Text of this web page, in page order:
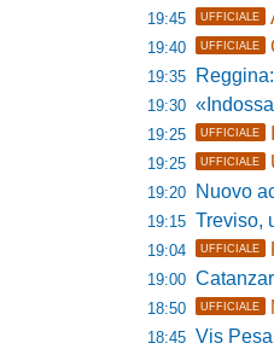
19:45 UFFICIALE
19:40 UFFICIALE
19:35
19:30 «Indossare la
19:25 UFFICIALE
19:25 UFFICIALE
19:20 Nuovo
19:15 Treviso,
19:04 UFFICIALE
19:00 Catanzaro,
18:50 UFFICIALE
18:45 Vis